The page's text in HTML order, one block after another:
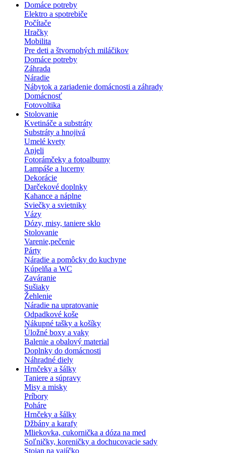
Domáce potreby
Elektro a spotrebiče
Počítače
Hračky
Mobilita
Pre deti a štvornohých miláčikov
Domáce potreby
Záhrada
Náradie
Nábytok a zariadenie domácnosti a záhrady
Domácnosť
Fotovoltika
Stolovanie
Kvetináče a substráty
Substráty a hnojivá
Umelé kvety
Anjeli
Fotorámčeky a fotoalbumy
Lampáše a lucerny
Dekorácie
Darčekové doplnky
Kahance a náplne
Sviečky a svietniky
Vázy
Dózy, misy, taniere sklo
Stolovanie
Varenie,pečenie
Párty
Náradie a pomôcky do kuchyne
Kúpelňa a WC
Zaváranie
Sušiaky
Žehlenie
Náradie na upratovanie
Odpadkové koše
Nákupné tašky a košíky
Úložné boxy a vaky
Balenie a obalový material
Doplnky do domácnosti
Náhradné diely
Hrnčeky a šálky
Taniere a súpravy
Misy a misky
Príbory
Poháre
Hrnčeky a šálky
Džbány a karafy
Mliekovka, cukornička a dóza na med
Soľničky, koreničky a dochucovacie sady
Stojan na vajíčko